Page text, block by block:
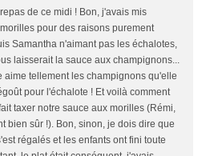
de ce midi ! Bon, j'avais mis
pour des raisons purement
Samantha n'aimant pas les échalotes,
laisserait la sauce aux champignons...
aime tellement les champignons qu'elle
pour l'échalote ! Et voilà comment
taxer notre sauce aux morilles (Rémi,
bien sûr !). Bon, sinon, je dois dire que
régalés et les enfants ont fini toute